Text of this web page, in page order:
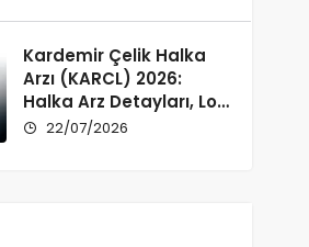
Kardemir Çelik Halka
Arzı (KARCL) 2026:
Halka Arz Detayları, Lot
Dağılımı ve Şirket Profili
22/07/2026